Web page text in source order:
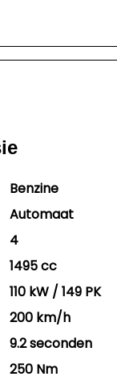
Benzine
Automaat
4
1495 cc
110 kW / 149 PK
200 km/h
9.2 seconden
250 Nm